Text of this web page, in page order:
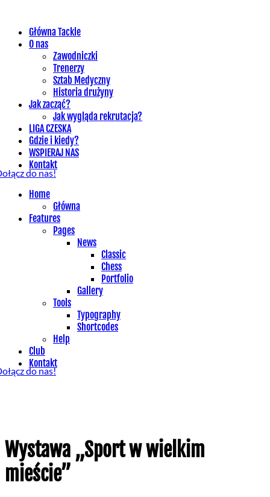
Główna Tackle
O nas
Zawodniczki
Trenerzy
Sztab Medyczny
Historia drużyny
Jak zacząć?
Jak wygląda rekrutacja?
LIGA CZESKA
Gdzie i kiedy?
WSPIERAJ NAS
Kontakt
do nas!
Home
Główna
Features
Pages
News
Classic
Chess
Portfolio
Gallery
Tools
Typography
Shortcodes
Help
Club
Kontakt
do nas!
Wystawa „Sport w wielkim
mieście”